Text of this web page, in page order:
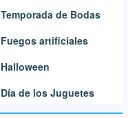
Temporada de Bodas
Fuegos artificiales
Halloween
Día de los Juguetes